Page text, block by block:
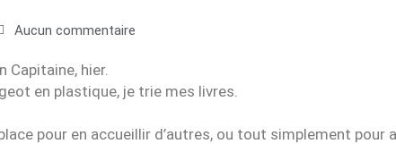
Aucun commentaire
Capitaine, hier.
en plastique, je trie mes livres.
pour en accueillir d’autres, ou tout simplement pour